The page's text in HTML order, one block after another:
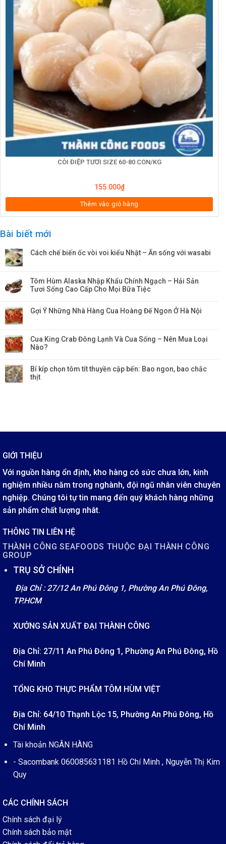
CÒI ĐIỆP TƯƠI SIZE 60-80 CON/KG
155.000₫
Thêm vào giỏ hàng
Bài biết mới
Cách chế biến ốc vòi voi kiểu Nhật – Ăn sống với wasabi
Tôm Hùm Alaska Nhập Khẩu Chính Ngạch – Hải Sản
Tươi Sống Cao Cấp Cho Mọi Bữa Tiệc
Gợi Ý Những Nhà Hàng Cua Hoàng Đế Ngon Ở Hà Nội
Cua King Crab Đông Lạnh Và Cua Sống – Nên Mua Loại
Nào?
Bí kíp chọn tôm tít thuyền cập bến: Bao ngon, bao chắc
thịt
GIỚI THIỆU
Với nguồn hàng ổn định, kho hàng có sức chưa lớn, kinh
nghiệm nhiều năm trong nghành, đội ngũ nhân viên chuyên
nghiệp. Chúng tôi tự tin mang đến quý khách hàng những
sản phẩm chất lượng nhât.
THÔNG TIN LIÊN HỆ
THÀNH CÔNG SEAFOODS THUỘC ĐẠI THÀNH CÔNG
GROUP
TRỤ SỞ CHÍNH
Địa Chỉ : 27/12 An Phú Đông 1, Phường An Phú Đông,
TP.HCM
XƯỞNG SẢN XUẤT ĐẠI THÀNH CÔNG
Địa Chỉ: 27/11 An Phú Đông 1, Phường An Phú Đông, Hồ
Chí Minh
TỔNG KHO THỰC PHẨM TÔM HÙM VIỆT
Địa Chỉ: 64/10 Thạnh Lộc 15, Phường An Phú Đông, Hồ
Chí Minh
Tài khoản NGÂN HÀNG
- Sacombank 060085631181 Hồ Chí Minh , Nguyễn Thị Kim
Quy
CÁC CHÍNH SÁCH
Chính sách đại lý
Chính sách bảo mật